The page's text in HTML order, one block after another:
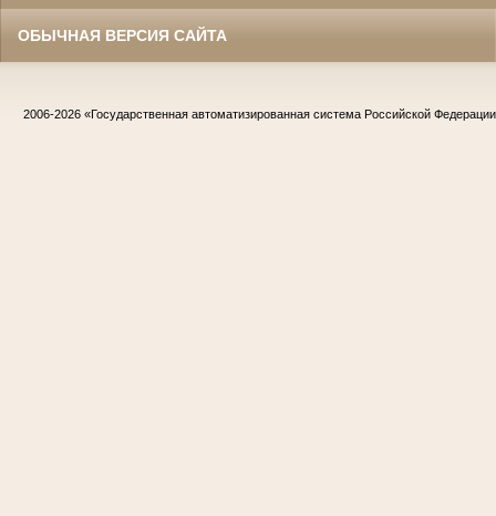
ОБЫЧНАЯ ВЕРСИЯ САЙТА
2006-2026 «Государственная автоматизированная система Российской